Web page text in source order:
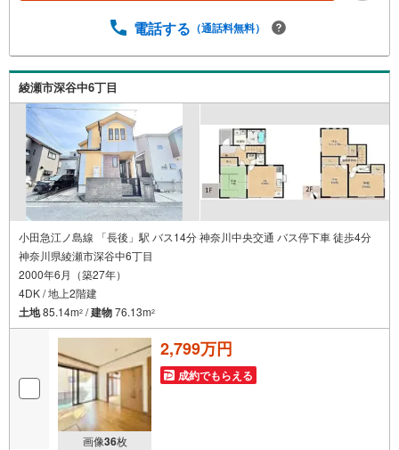
【定年時の住宅ローン残高】【住宅購入者だけが加入でき
ナス】これから多くなる【教育費】住宅を買った後から始
まる【住宅ローン返済】65歳以上から必要になる【老後の
費用負担】住宅探しの【このタイミング】で不安な部分を
明確にしていきませんか？？ --------------
電話する （通話料無料）
綾瀬市深谷中6丁目
小田急江ノ島線 「長後」駅 バス14分 神奈川中央交通 バス停下車 徒歩4分
神奈川県綾瀬市深谷中6丁目
2000年6月（築27年）
4DK / 地上2階建
土地85.14m2 /建物76.13m2
画像36枚
2,799万円
成約でもらえる